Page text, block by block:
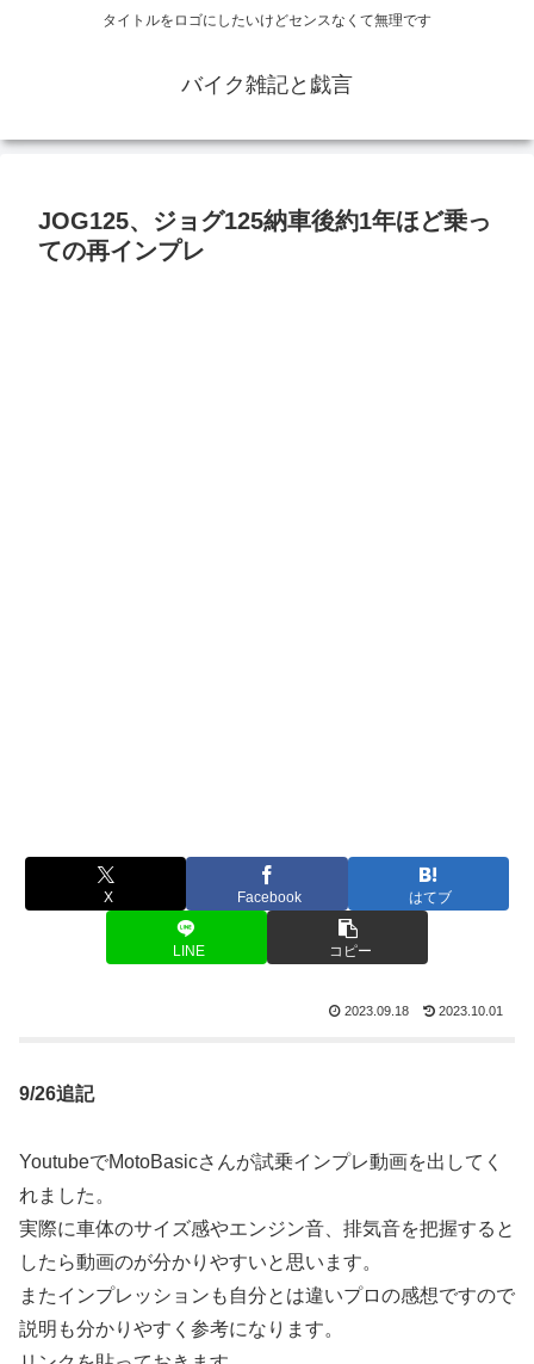
タイトルをロゴにしたいけどセンスなくて無理です
バイク雑記と戯言
JOG125、ジョグ125納車後約1年ほど乗っ
ての再インプレ
X Facebook はてブ
LINE コピー
2023.09.18 2023.10.01
9/26追記
YoutubeでMotoBasicさんが試乗インプレ動画を出してく
れました。
実際に車体のサイズ感やエンジン音、排気音を把握すると
したら動画のが分かりやすいと思います。
またインプレッションも自分とは違いプロの感想ですので
説明も分かりやすく参考になります。